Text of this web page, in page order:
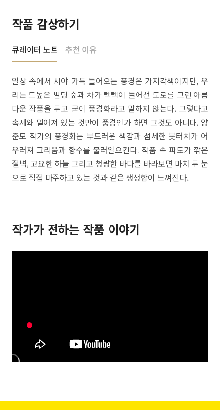
작품 감상하기
큐레이터 노트 추천 이유
일상 속에서 시야 가득 들어오는 풍경은 가지각색이지만, 우
리는 드높은 빌딩 숲과 차가 빽빽이 들어선 도로를 그린 아름
다운 작품을 두고 굳이 풍경화라고 말하지 않는다. 그렇다고
속세와 멀어져 있는 것만이 풍경인가 하면 그것도 아니다. 양
준모 작가의 풍경화는 부드러운 색감과 섬세한 붓터치가 어
우러져 그리움과 향수를 불러일으킨다. 작품 속 파도가 깎은
절벽, 고요한 하늘 그리고 청량한 바다를 바라보면 마치 두 눈
으로 직접 마주하고 있는 것과 같은 생생함이 느껴진다.
작가가 전하는 작품 이야기